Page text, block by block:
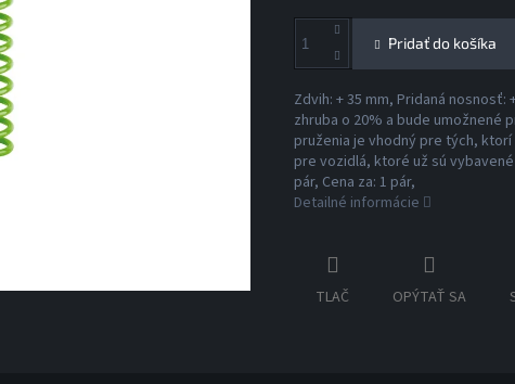
Pridať do košíka
Zdvih: + 35 mm, Pridaná
zhruba o 20% a bude
pruženia je vhodný pre tých,
pre vozidlá, ktoré už sú
pár, Cena za: 1 pár,
Detailné informácie
TLAČ OPÝTAŤ SA